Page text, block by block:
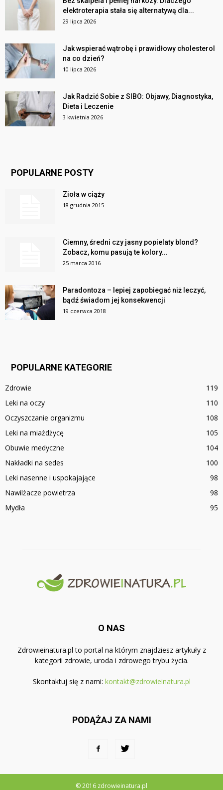
elektroterapia stała się alternatywą dla...
29 lipca 2026
Jak wspierać wątrobę i prawidłowy cholesterol
na co dzień?
10 lipca 2026
Jak Radzić Sobie z SIBO: Objawy, Diagnostyka,
Dieta i Leczenie
3 kwietnia 2026
POPULARNE POSTY
Zioła w ciąży
18 grudnia 2015
Ciemny, średni czy jasny popielaty blond?
Zobacz, komu pasują te kolory...
25 marca 2016
Paradontoza – lepiej zapobiegać niż leczyć,
bądź świadom jej konsekwencji
19 czerwca 2018
POPULARNE KATEGORIE
Zdrowie
119
Leki na oczy
110
Oczyszczanie organizmu
108
Leki na miażdżycę
105
Obuwie medyczne
104
Nakładki na sedes
100
Leki nasenne i uspokajające
98
Nawilżacze powietrza
98
Mydła
95
O NAS
Zdrowieinatura.pl to portal na którym znajdziesz artykuły z
kategorii zdrowie, uroda i zdrowego trybu życia.
Skontaktuj się z nami: kontakt@zdrowieinatura.pl
PODĄŻAJ ZA NAMI
© 2016 zdrowieinatura.pl